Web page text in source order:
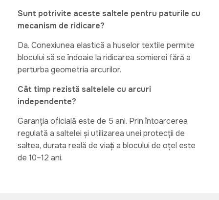
Sunt potrivite aceste saltele pentru paturile cu
mecanism de ridicare?
Da. Conexiunea elastică a huselor textile permite
blocului să se îndoaie la ridicarea somierei fără a
perturba geometria arcurilor.
Cât timp rezistă saltelele cu arcuri
independente?
Garanția oficială este de 5 ani. Prin întoarcerea
regulată a saltelei și utilizarea unei protecții de
saltea, durata reală de viață a blocului de oțel este
de 10–12 ani.